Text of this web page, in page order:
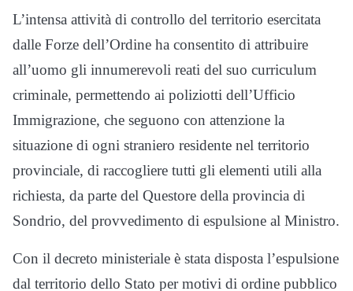
L’intensa attività di controllo del territorio esercitata
dalle Forze dell’Ordine ha consentito di attribuire
all’uomo gli innumerevoli reati del suo curriculum
criminale, permettendo ai poliziotti dell’Ufficio
Immigrazione, che seguono con attenzione la
situazione di ogni straniero residente nel territorio
provinciale, di raccogliere tutti gli elementi utili alla
richiesta, da parte del Questore della provincia di
Sondrio, del provvedimento di espulsione al Ministro.
Con il decreto ministeriale è stata disposta l’espulsione
dal territorio dello Stato per motivi di ordine pubblico